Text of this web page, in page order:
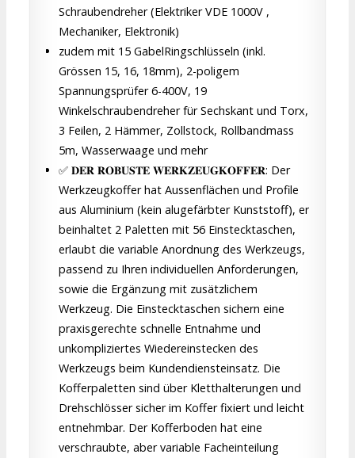
Schraubendreher (Elektriker VDE 1000V ,
Mechaniker, Elektronik)
zudem mit 15 GabelRingschlüsseln (inkl.
Grössen 15, 16, 18mm), 2-poligem
Spannungsprüfer 6-400V, 19
Winkelschraubendreher für Sechskant und Torx,
3 Feilen, 2 Hämmer, Zollstock, Rollbandmass
5m, Wasserwaage und mehr
✅ 𝐃𝐄𝐑 𝐑𝐎𝐁𝐔𝐒𝐓𝐄 𝐖𝐄𝐑𝐊𝐙𝐄𝐔𝐆𝐊𝐎𝐅𝐅𝐄𝐑: Der
Werkzeugkoffer hat Aussenflächen und Profile
aus Aluminium (kein alugefärbter Kunststoff), er
beinhaltet 2 Paletten mit 56 Einstecktaschen,
erlaubt die variable Anordnung des Werkzeugs,
passend zu Ihren individuellen Anforderungen,
sowie die Ergänzung mit zusätzlichem
Werkzeug. Die Einstecktaschen sichern eine
praxisgerechte schnelle Entnahme und
unkompliziertes Wiedereinstecken des
Werkzeugs beim Kundendiensteinsatz. Die
Kofferpaletten sind über Kletthalterungen und
Drehschlösser sicher im Koffer fixiert und leicht
entnehmbar. Der Kofferboden hat eine
verschraubte, aber variable Facheinteilung